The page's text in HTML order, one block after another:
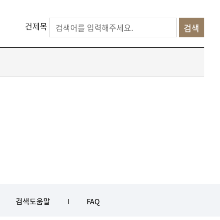
건제목
검색도움말 FAQ